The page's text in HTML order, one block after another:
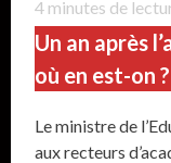
4 minutes de
Un an après
où en est-on ?
Le ministre de
aux recteurs